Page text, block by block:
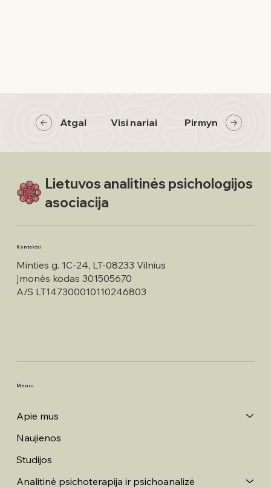
Atgal Visi nariai Pirmyn
Lietuvos analitinės psichologijos
asociacija
Kontaktai
Minties g. 1C-24, LT-08233 Vilnius
Įmonės kodas 301505670
A/S LT147300010110246803
Meniu
Apie mus
Naujienos
Studijos
Analitinė psichoterapija ir psichoanalizė